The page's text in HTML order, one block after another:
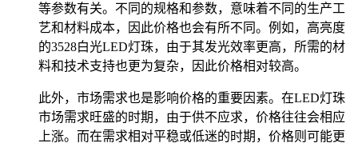
等参数有关。不同的规格和参数，意味着不同的生产工
艺和材料成本，因此价格也会有所不同。例如，高亮度
的3528白光LED灯珠，由于其发光效率更高，所需的材
料和技术支持也更为复杂，因此价格相对较高。
此外，市场需求也是影响价格的重要因素。在LED灯珠
市场需求旺盛的时期，由于供不应求，价格往往会相应
上涨。而在需求相对平稳或低迷的时期，价格则可能更